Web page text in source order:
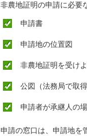
非農地証明の申請に必要
申請書
申請地の位置図
非農地証明を受け
公図（法務局で取得
申請者が承継人の
申請の窓口は、申請地を